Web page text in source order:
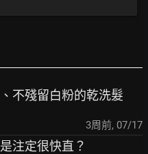
不殘留白粉的乾洗髮
3周前, 07/17
注定很快直？